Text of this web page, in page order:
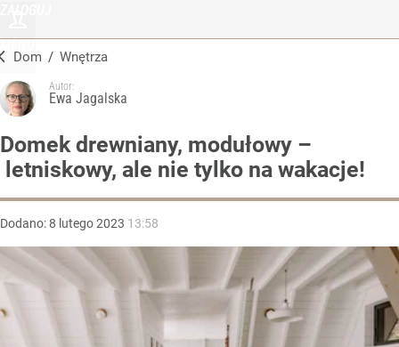
Dom / Wnętrza
Autor:
Ewa Jagalska
Domek drewniany, modułowy –
letniskowy, ale nie tylko na wakacje!
Dodano:8 lutego2023 13:58